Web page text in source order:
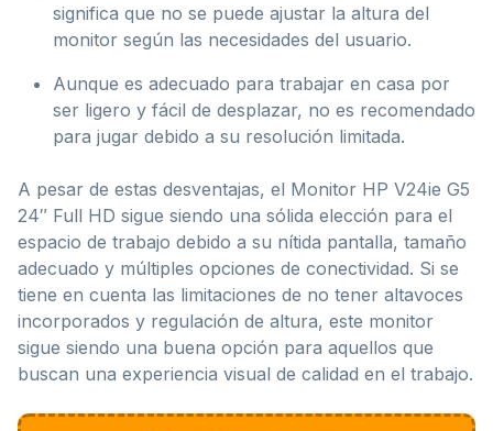
significa que no se puede ajustar la altura del
monitor según las necesidades del usuario.
Aunque es adecuado para trabajar en casa por
ser ligero y fácil de desplazar, no es recomendado
para jugar debido a su resolución limitada.
A pesar de estas desventajas, el Monitor HP V24ie G5
24″ Full HD sigue siendo una sólida elección para el
espacio de trabajo debido a su nítida pantalla, tamaño
adecuado y múltiples opciones de conectividad. Si se
tiene en cuenta las limitaciones de no tener altavoces
incorporados y regulación de altura, este monitor
sigue siendo una buena opción para aquellos que
buscan una experiencia visual de calidad en el trabajo.